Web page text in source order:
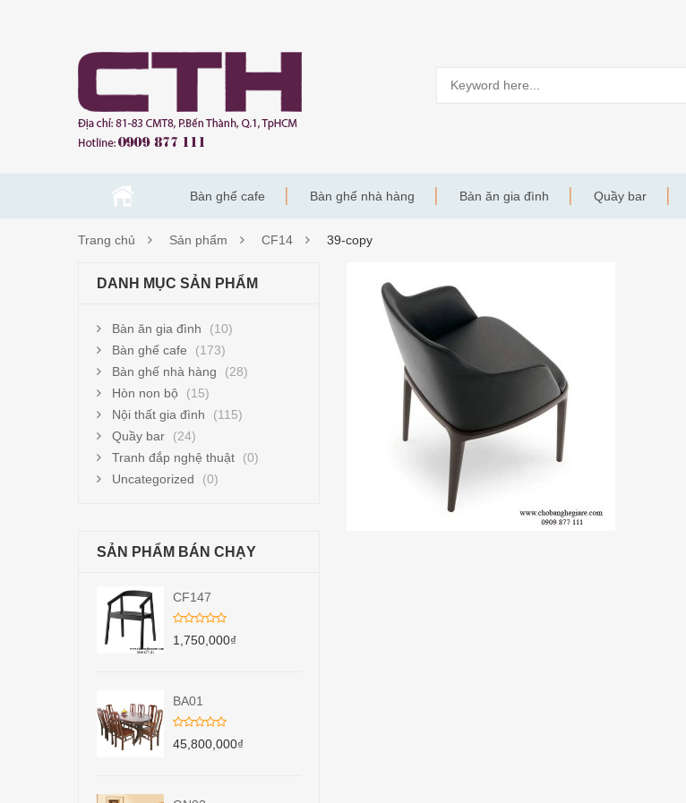
Bàn ghế cafe Bàn ghế nhà hàng Bàn ăn gia đình Quầy bar
Trang chủ Sản phẩm CF14 39-copy
COPY
DANH MỤC SẢN PHẨM
Bàn ăn gia đình
(10)
Bàn ghế cafe
(173)
Bàn ghế nhà hàng
(28)
Hòn non bộ
(15)
Nội thất gia đình
(115)
Quầy bar
(24)
Tranh đắp nghệ thuật
(0)
Uncategorized
(0)
SẢN PHẨM BÁN CHẠY
CF147
1,750,000₫
BA01
45,800,000₫